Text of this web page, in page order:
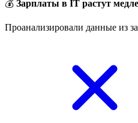
💰 Зарплаты в IT растут
Проанализировали данные из